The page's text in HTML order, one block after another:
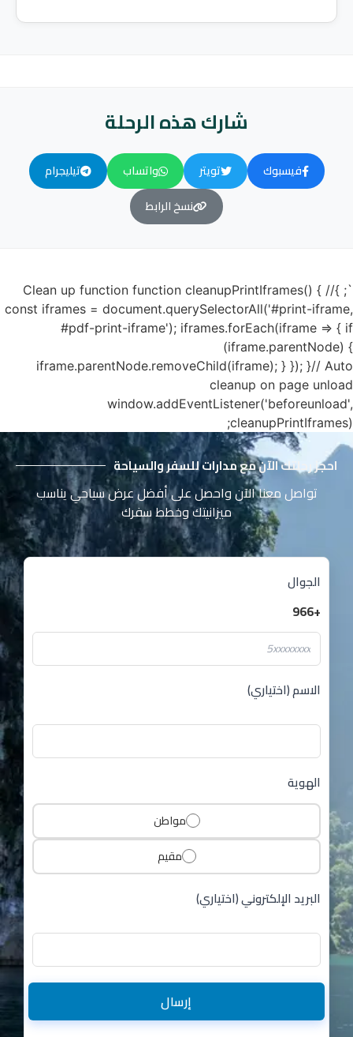
شارك هذه الرحلة
فيسبوك تويتر واتساب
تيليجرام
نسخ الرابط
`; }// Clean up function function cleanupPrintIframes() {
const iframes = document.querySelectorAll('#print-iframe,
#pdf-print-iframe'); iframes.forEach(iframe => { if
(iframe.parentNode) {
iframe.parentNode.removeChild(iframe); } }); }// Auto
cleanup on page unload
window.addEventListener('beforeunload',
cleanupPrintIframes);
احجز رحلتك الآن مع مدارات للسفر والسياحة
تواصل معنا الآن واحصل على أفضل عرض سياحي يناسب
ميزانيتك وخطط سفرك
الجوال
+966
الاسم (اختياري)
الهوية
مواطن
مقيم
البريد الإلكتروني (اختياري)
إرسال